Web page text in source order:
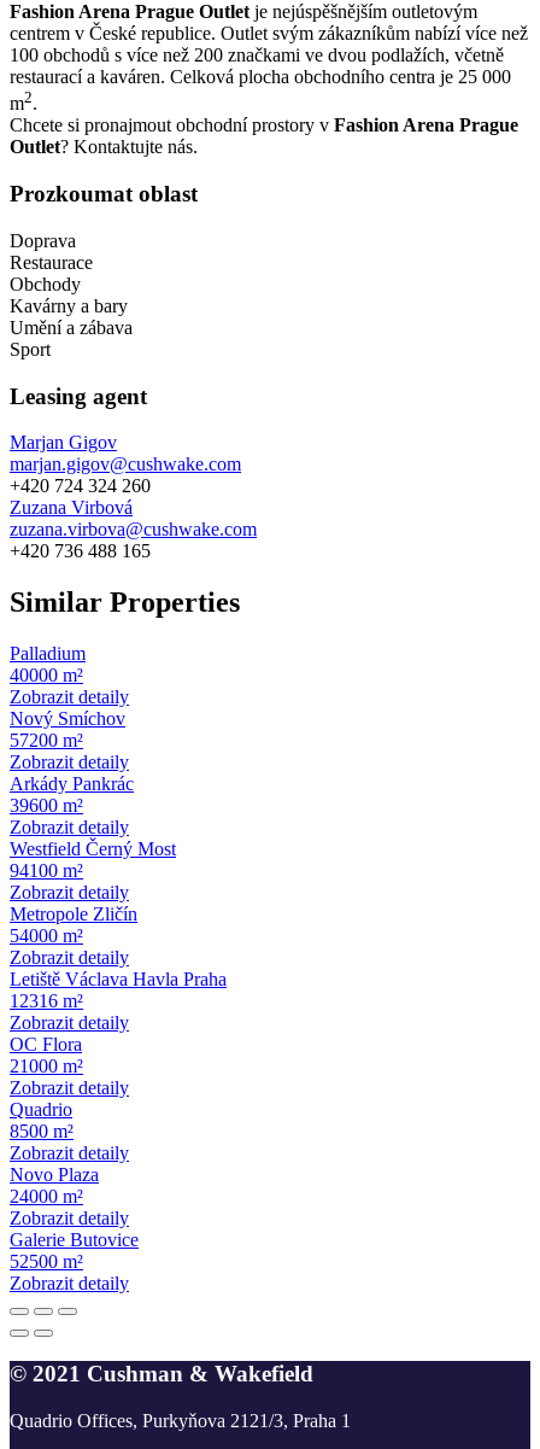
Fashion Arena Prague Outlet je nejúspěšnějším outletovým
centrem v České republice. Outlet svým zákazníkům nabízí více než
100 obchodů s více než 200 značkami ve dvou podlažích, včetně
restaurací a kaváren. Celková plocha obchodního centra je 25 000
m2.
Chcete si pronajmout obchodní prostory v Fashion Arena Prague
Outlet? Kontaktujte nás.
Prozkoumat oblast
Doprava
Restaurace
Obchody
Kavárny a bary
Umění a zábava
Sport
Leasing agent
Marjan Gigov
marjan.gigov@cushwake.com
+420 724 324 260
Zuzana Virbová
zuzana.virbova@cushwake.com
+420 736 488 165
Similar Properties
Palladium
40000 m²
Zobrazit detaily
Nový Smíchov
57200 m²
Zobrazit detaily
Arkády Pankrác
39600 m²
Zobrazit detaily
Westfield Černý Most
94100 m²
Zobrazit detaily
Metropole Zličín
54000 m²
Zobrazit detaily
Letiště Václava Havla Praha
12316 m²
Zobrazit detaily
OC Flora
21000 m²
Zobrazit detaily
Quadrio
8500 m²
Zobrazit detaily
Novo Plaza
24000 m²
Zobrazit detaily
Galerie Butovice
52500 m²
Zobrazit detaily
© 2021 Cushman & Wakefield
Quadrio Offices, Purkyňova 2121/3, Praha 1